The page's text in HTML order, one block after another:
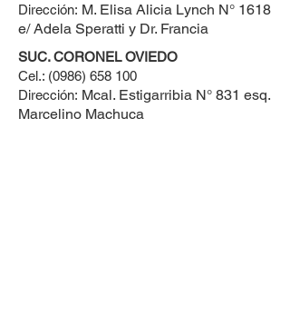
Dirección: M. Elisa Alicia Lynch N° 1618
e/ Adela Speratti y Dr. Francia
SUC. CORONEL OVIEDO
Cel.: (0986) 658 100
Dirección: Mcal. Estigarribia N° 831 esq.
Marcelino Machuca